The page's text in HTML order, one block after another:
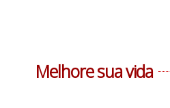
Melhore sua vida